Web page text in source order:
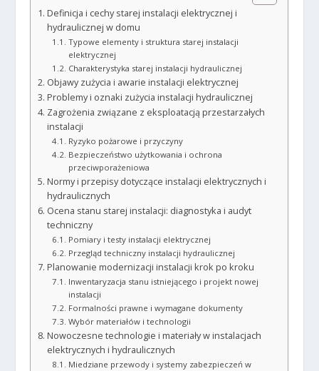
Definicja i cechy starej instalacji elektrycznej i
hydraulicznej w domu
Typowe elementy i struktura starej instalacji
elektrycznej
Charakterystyka starej instalacji hydraulicznej
Objawy zużycia i awarie instalacji elektrycznej
Problemy i oznaki zużycia instalacji hydraulicznej
Zagrożenia związane z eksploatacją przestarzałych
instalacji
Ryzyko pożarowe i przyczyny
Bezpieczeństwo użytkowania i ochrona
przeciwporażeniowa
Normy i przepisy dotyczące instalacji elektrycznych i
hydraulicznych
Ocena stanu starej instalacji: diagnostyka i audyt
techniczny
Pomiary i testy instalacji elektrycznej
Przegląd techniczny instalacji hydraulicznej
Planowanie modernizacji instalacji krok po kroku
Inwentaryzacja stanu istniejącego i projekt nowej
instalacji
Formalności prawne i wymagane dokumenty
Wybór materiałów i technologii
Nowoczesne technologie i materiały w instalacjach
elektrycznych i hydraulicznych
Miedziane przewody i systemy zabezpieczeń w